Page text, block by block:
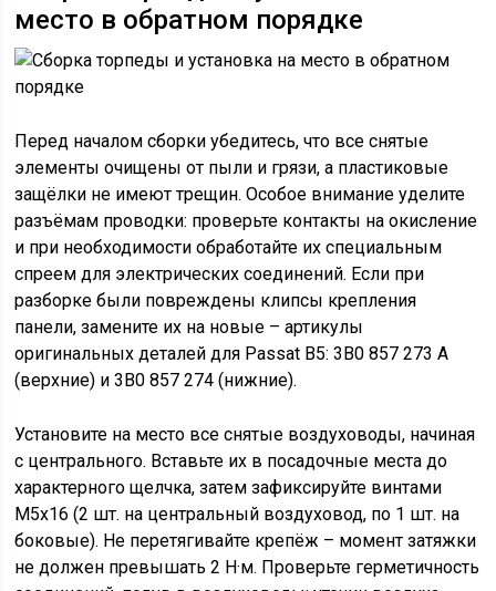
место в обратном порядке
Перед началом сборки убедитесь, что все снятые
элементы очищены от пыли и грязи, а пластиковые
защёлки не имеют трещин. Особое внимание уделите
разъёмам проводки: проверьте контакты на окисление
и при необходимости обработайте их специальным
спреем для электрических соединений. Если при
разборке были повреждены клипсы крепления
панели, замените их на новые – артикулы
оригинальных деталей для Passat B5: 3B0 857 273 A
(верхние) и 3B0 857 274 (нижние).
Установите на место все снятые воздуховоды, начиная
с центрального. Вставьте их в посадочные места до
характерного щелчка, затем зафиксируйте винтами
M5x16 (2 шт. на центральный воздуховод, по 1 шт. на
боковые). Не перетягивайте крепёж – момент затяжки
не должен превышать 2 Н·м. Проверьте герметичность